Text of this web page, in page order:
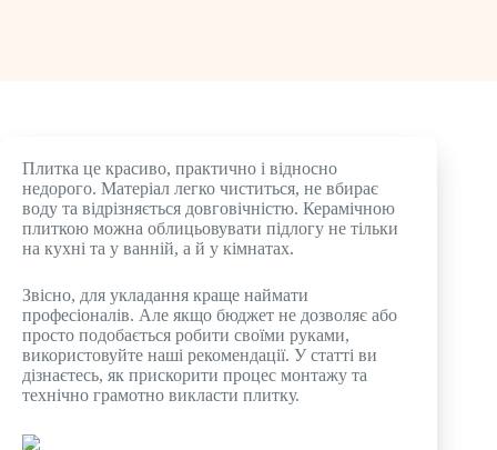
Плитка це красиво, практично і відносно
недорого. Матеріал легко чиститься, не вбирає
воду та відрізняється довговічністю. Керамічною
плиткою можна облицьовувати підлогу не тільки
на кухні та у ванній, а й у кімнатах.
Звісно, ​​для укладання краще наймати
професіоналів. Але якщо бюджет не дозволяє або
просто подобається робити своїми руками,
використовуйте наші рекомендації. У статті ви
дізнаєтесь, як прискорити процес монтажу та
технічно грамотно викласти плитку.